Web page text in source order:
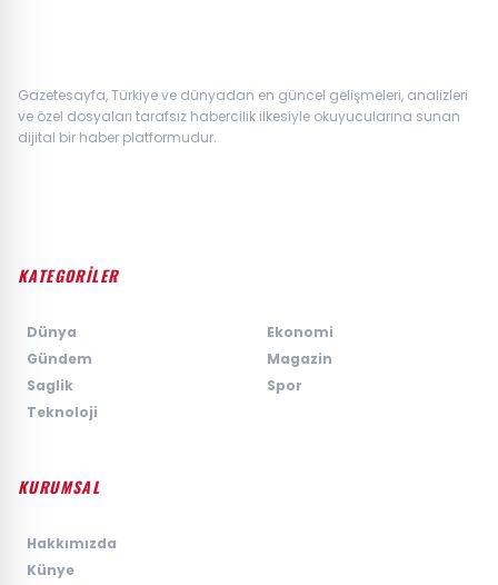
Gazetesayfa, Türkiye ve dünyadan en güncel gelişmeleri, analizleri
ve özel dosyaları tarafsız habercilik ilkesiyle okuyucularına sunan
dijital bir haber platformudur.
KATEGORİLER
Dünya
Ekonomi
Gündem
Magazin
Saglik
Spor
Teknoloji
KURUMSAL
Hakkımızda
Künye